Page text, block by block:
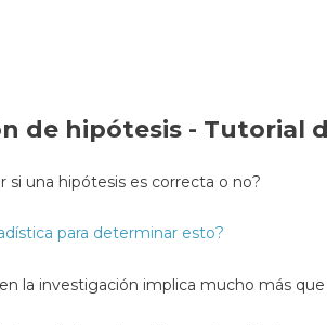
de hipótesis - Tutorial
si una hipótesis es correcta o no?
para determinar esto?
la investigación implica mucho más